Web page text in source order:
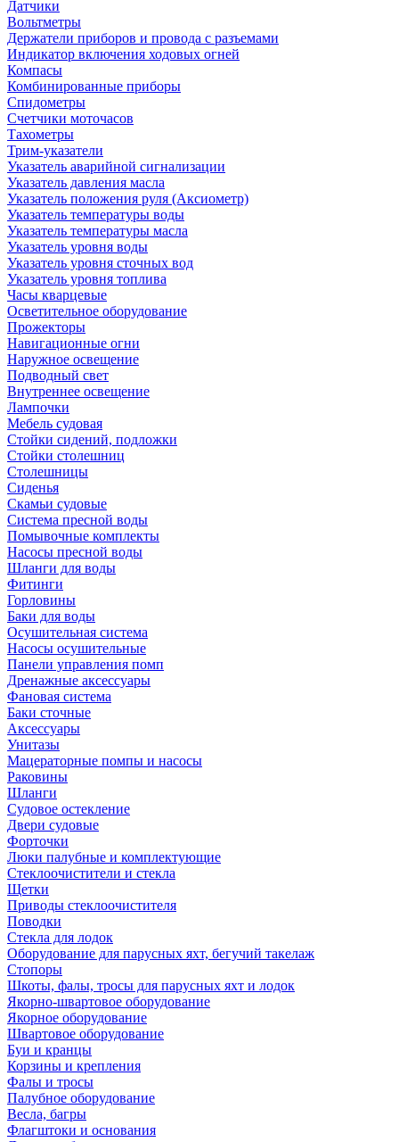
Датчики
Вольтметры
Держатели приборов и провода с разъемами
Индикатор включения ходовых огней
Компасы
Комбинированные приборы
Спидометры
Счетчики моточасов
Тахометры
Трим-указатели
Указатель аварийной сигнализации
Указатель давления масла
Указатель положения руля (Аксиометр)
Указатель температуры воды
Указатель температуры масла
Указатель уровня воды
Указатель уровня сточных вод
Указатель уровня топлива
Часы кварцевые
Осветительное оборудование
Прожекторы
Навигационные огни
Наружное освещение
Подводный свет
Внутреннее освещение
Лампочки
Мебель судовая
Стойки сидений, подложки
Стойки столешниц
Столешницы
Сиденья
Скамьи судовые
Система пресной воды
Помывочные комплекты
Насосы пресной воды
Шланги для воды
Фитинги
Горловины
Баки для воды
Осушительная система
Насосы осушительные
Панели управления помп
Дренажные аксессуары
Фановая система
Баки сточные
Аксессуары
Унитазы
Мацераторные помпы и насосы
Раковины
Шланги
Судовое остекление
Двери судовые
Форточки
Люки палубные и комплектующие
Стеклоочистители и стекла
Щетки
Приводы стеклоочистителя
Поводки
Стекла для лодок
Оборудование для парусных яхт, бегучий такелаж
Стопоры
Шкоты, фалы, тросы для парусных яхт и лодок
Якорно-швартовое оборудование
Якорное оборудование
Швартовое оборудование
Буи и кранцы
Корзины и крепления
Фалы и тросы
Палубное оборудование
Весла, багры
Флагштоки и основания